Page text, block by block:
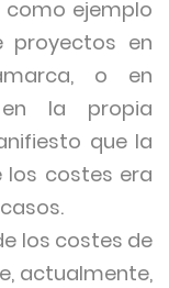
ejemplo
proyectos en
o en
la propia
que la
los costes era
los costes de
actualmente,